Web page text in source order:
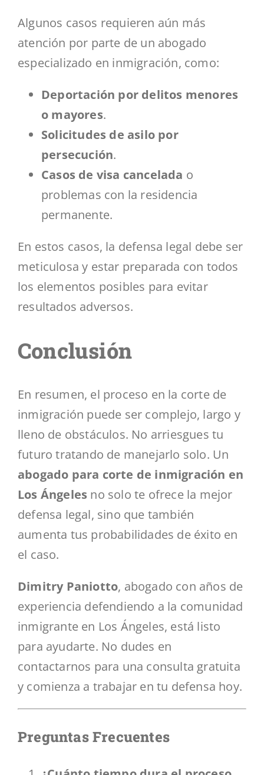
Algunos casos requieren aún más
atención por parte de un abogado
especializado en inmigración, como:
Deportación por delitos menores
o mayores.
Solicitudes de asilo por
persecución.
Casos de visa cancelada o
problemas con la residencia
permanente.
En estos casos, la defensa legal debe ser
meticulosa y estar preparada con todos
los elementos posibles para evitar
resultados adversos.
Conclusión
En resumen, el proceso en la corte de
inmigración puede ser complejo, largo y
lleno de obstáculos. No arriesgues tu
futuro tratando de manejarlo solo. Un
abogado para corte de inmigración en
Los Ángeles no solo te ofrece la mejor
defensa legal, sino que también
aumenta tus probabilidades de éxito en
el caso.
Dimitry Paniotto, abogado con años de
experiencia defendiendo a la comunidad
inmigrante en Los Ángeles, está listo
para ayudarte. No dudes en
contactarnos para una consulta gratuita
y comienza a trabajar en tu defensa hoy.
Preguntas Frecuentes